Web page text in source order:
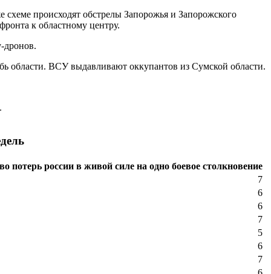
происходят обстрелы Запорожья и Запорожского
к областному центру.
дронов.
области. ВСУ выдавливают оккупантов из Сумской области.
потерь россии в живой силе на одно боевое столкновение
7
6
6
7
5
6
7